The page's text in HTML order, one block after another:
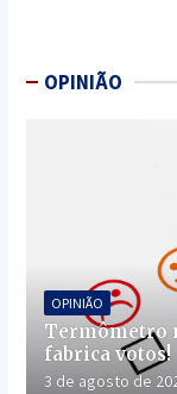
OPINIÃO
OPINIÃO
Termômetro
fabrica votos!
3 de agosto de